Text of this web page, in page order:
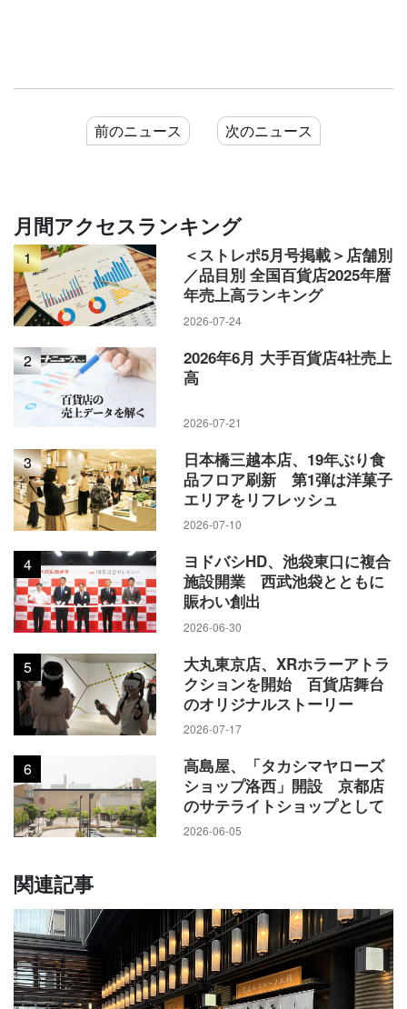
前のニュース 次のニュース
月間アクセスランキング
1
＜ストレポ5月号掲載＞店舗別
／品目別 全国百貨店2025年暦
年売上高ランキング
2026-07-24
2
2026年6月 大手百貨店4社売上
高
2026-07-21
3
日本橋三越本店、19年ぶり食
品フロア刷新 第1弾は洋菓子
エリアをリフレッシュ
2026-07-10
4
ヨドバシHD、池袋東口に複合
施設開業 西武池袋とともに
賑わい創出
2026-06-30
5
大丸東京店、XRホラーアトラ
クションを開始 百貨店舞台
のオリジナルストーリー
2026-07-17
6
高島屋、「タカシマヤローズ
ショップ洛西」開設 京都店
のサテライトショップとして
2026-06-05
関連記事